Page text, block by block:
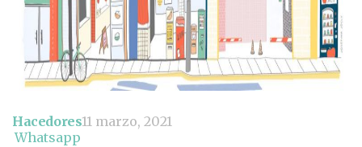
Hacedores11 marzo, 2021
Whatsapp